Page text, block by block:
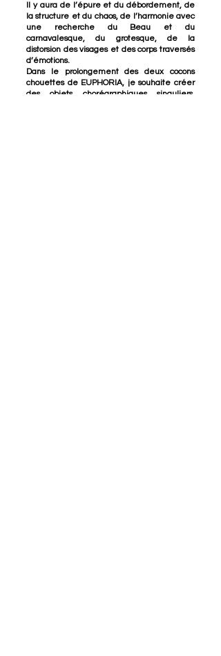
Il y aura de l’épure et du débordement, de
la structure et du chaos, de l’harmonie avec
une recherche du Beau et du
carnavalesque, du grotesque, de la
distorsion des visages et des corps traversés
d’émotions.
Dans le prolongement des deux cocons
chouettes de EUPHORIA, je souhaite créer
des objets chorégraphiques singuliers,